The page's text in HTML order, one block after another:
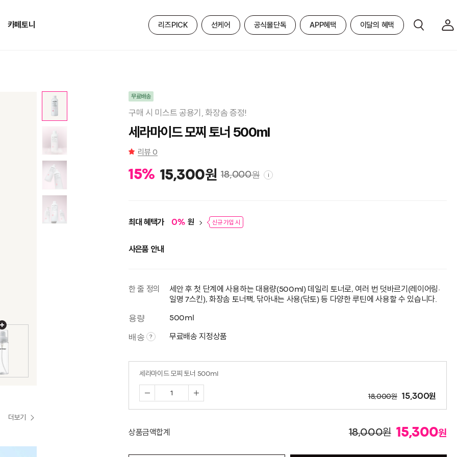
카페토니 리즈PICK 선케어 공식몰단독 APP혜택 이달의 혜택
더보기
무료배송
구매 시 미스트 공용기, 화장솜 증정!
세라마이드 모찌 토너 500ml
리뷰 0
15% 15,300원 18,000원 i
최대 혜택가 0% 원 신규 가입 시
사은품 안내
한 줄 정의
세안 후 첫 단계에 사용하는 대용량(500ml) 데일리 토너로, 여러 번 덧바르기(레이어링·
일명 7스킨), 화장솜 토너팩, 닦아내는 사용(닦토) 등 다양한 루틴에 사용할 수 있습니다.
용량 500ml
배송 ? 무료배송 지정상품
세라마이드 모찌 토너 500ml
18,000원 15,300원
상품금액합계 18,000원 15,300원